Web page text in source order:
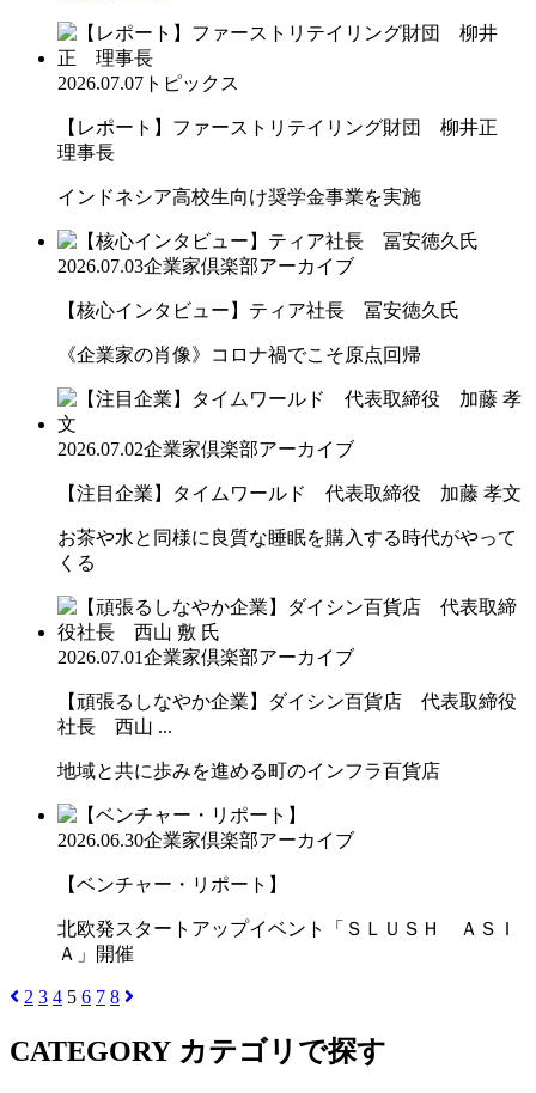
2026.07.07 トピックス
【レポート】ファーストリテイリング財団 柳井正
理事長
インドネシア高校生向け奨学金事業を実施
2026.07.03企業家倶楽部アーカイブ
【核心インタビュー】ティア社長 冨安徳久氏
《企業家の肖像》コロナ禍でこそ原点回帰
2026.07.02企業家倶楽部アーカイブ
【注目企業】タイムワールド 代表取締役 加藤 孝文
お茶や水と同様に良質な睡眠を購入する時代がやって
くる
2026.07.01企業家倶楽部アーカイブ
【頑張るしなやか企業】ダイシン百貨店 代表取締役
社長 西山 ...
地域と共に歩みを進める町のインフラ百貨店
2026.06.30企業家倶楽部アーカイブ
【ベンチャー・リポート】
北欧発スタートアップイベント「ＳＬＵＳＨ ＡＳＩ
Ａ」開催
2 3 4 5 6 7 8
CATEGORY カテゴリで探す